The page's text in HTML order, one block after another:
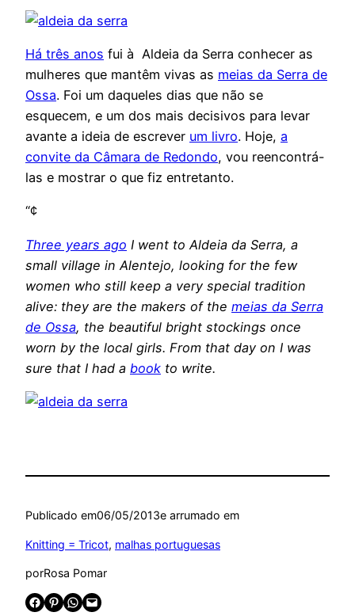
Há três anos fui à Aldeia da Serra conhecer as
mulheres que mantêm vivas as meias da Serra de
Ossa. Foi um daqueles dias que não se
esquecem, e um dos mais decisivos para levar
avante a ideia de escrever um livro. Hoje, a
convite da Câmara de Redondo, vou reencontrá-
las e mostrar o que fiz entretanto.
“¢
Three years ago I went to Aldeia da Serra, a
small village in Alentejo, looking for the few
women who still keep a very special tradition
alive: they are the makers of the meias da Serra
de Ossa, the beautiful bright stockings once
worn by the local girls. From that day on I was
sure that I had a book to write.
Publicado em06/05/2013e arrumado em
Knitting = Tricot, malhas portuguesas
porRosa Pomar
Share on Facebook Share on Pinterest Share on WhatsApp Email this Page